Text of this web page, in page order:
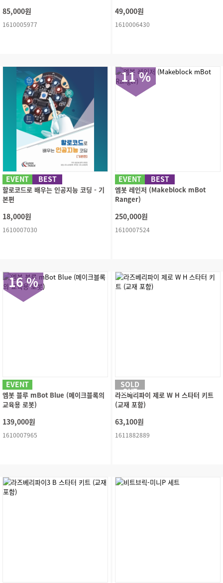
85,000원
1610005977
49,000원
1610006430
EVENT BEST
할로코드로 배우는 인공지능 코딩 - 기
본편
18,000원
1610007030
11 %
EVENT BEST
엠봇 레인저 (Makeblock mBot
Ranger)
250,000원
1610007524
16 %
EVENT
엠봇 블루 mBot Blue (메이크블록의
교육용 로봇)
139,000원
1610007965
SOLD
OUT
라즈베리파이 제로 W H 스타터 키트
(교재 포함)
63,100원
1611882889